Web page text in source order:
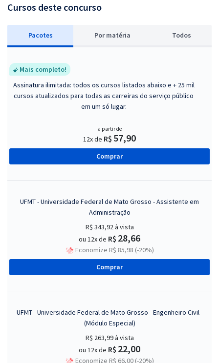
Cursos deste concurso
Pacotes Por matéria Todos
Mais completo!
Assinatura ilimitada: todos os cursos listados abaixo e + 25 mil
cursos atualizados para todas as carreiras do serviço público
em um só lugar.
a partir de
12x de R$ 57,90
Comprar
UFMT - Universidade Federal de Mato Grosso - Assistente em
Administração
R$ 343,92à vista
ou 12x de R$ 28,66
Economize R$ 85,98 (-20%)
Comprar
UFMT - Universidade Federal de Mato Grosso - Engenheiro Civil -
(Módulo Especial)
R$ 263,99à vista
ou 12x de R$ 22,00
Economize R$ 66,00 (-20%)